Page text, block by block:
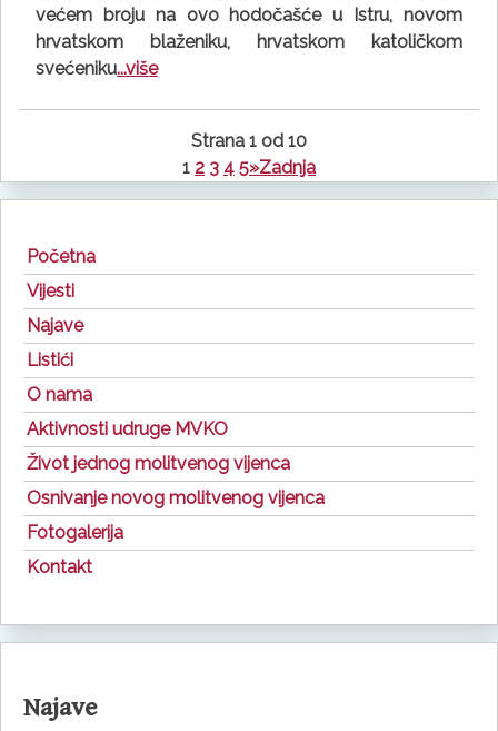
većem broju na ovo hodočašće u Istru, novom
hrvatskom blaženiku, hrvatskom katoličkom
svećeniku...više
Strana 1 od 10
1 2 3 4 5»Zadnja
Početna
Vijesti
Najave
Listići
O nama
Aktivnosti udruge MVKO
Život jednog molitvenog vijenca
Osnivanje novog molitvenog vijenca
Fotogalerija
Kontakt
Najave